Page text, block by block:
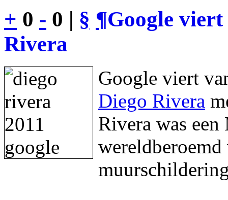
+ 0 - 0 | § ¶Google
Rivera
Google viert
Diego Rivera
Rivera was een